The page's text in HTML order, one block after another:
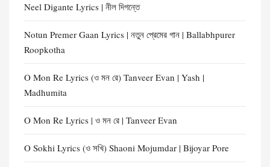
Neel Digante Lyrics | নীল দিগন্তে
Notun Premer Gaan Lyrics | নতুন প্রেমের গান | Ballabhpurer
Roopkotha
O Mon Re Lyrics (ও মন রে) Tanveer Evan | Yash |
Madhumita
O Mon Re Lyrics | ও মন রে | Tanveer Evan
O Sokhi Lyrics (ও সখি) Shaoni Mojumdar | Bijoyar Pore